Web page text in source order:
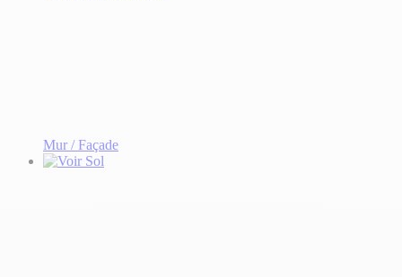
Mur / Façade